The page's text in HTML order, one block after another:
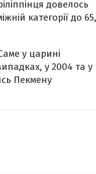
довелось
категорії до
у царині
у 2004 та у
Пекмену